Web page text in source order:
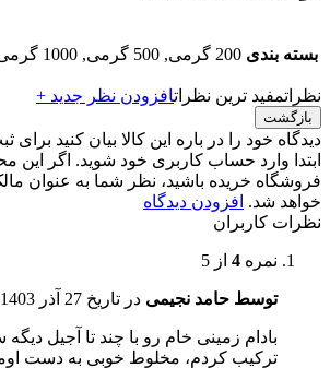
بسته بندی 200 گرمی, 500 گرمی, 1000 گرمی
نظراتمفید ترین نظراتافزودن نظر جدید +
بازگشت
دیدگاه خود را در باره این کالا بیان کنید برای
ابتدا وارد حساب کاربری خود شوید. اگر این
فروشگاه خریده باشید، نظر شما به عنوان
خواهد شد. افزودن دیدگاه
نظرات کاربران
نمره 4 از 5
توسط حامد نجیمی در تاریخ 27 آذر 1403
بادام زمینی خام رو با چند تا آجیل
ترکیب کردم، مخلوط خوبی به دست